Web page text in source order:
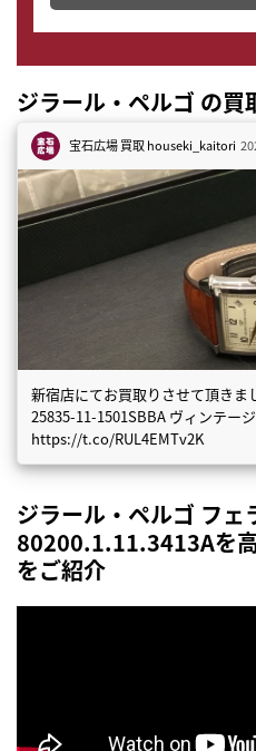
ジラール・ペルゴ の買
宝石広場 買取houseki_kaitori
新宿店にてお買取りさせて頂き
25835-11-1501SBBA ヴィンテー
https://t.co/RUL4EMTv2K
ジラール・ペルゴ フェ
80200.1.11.3413Aを
をご紹介